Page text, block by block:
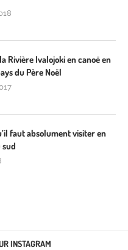
Rivière Ivalojoki en canoë en
du Père Noël
faut absolument visiter en
INSTAGRAM